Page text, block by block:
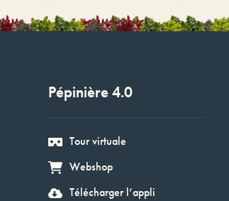
Pépinière 4.0
Tour virtuale
Webshop
Télécharger l’appli